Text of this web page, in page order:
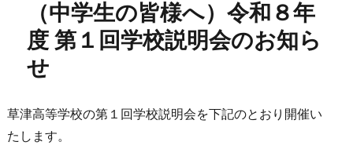
（中学生の皆様へ）令和８年
度 第１回学校説明会のお知ら
せ
草津高等学校の第１回学校説明会を下記のとおり開催い
たします。